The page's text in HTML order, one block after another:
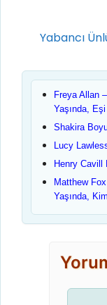
Kategoriler
Yabancı
Freya Allan
Yaşında,
Shakira
Lucy
Henry Cavill
Matthew
Yaşında,